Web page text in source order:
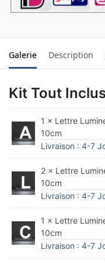
Galerie Description
Kit Tout
1 × Lettre
10cm
Livraison : 4-7
2 × Lettre
10cm
Livraison : 4-7
1 × Lettre
10cm
Livraison : 4-7